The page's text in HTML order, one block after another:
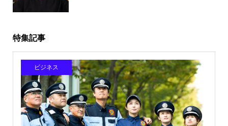
特集記事
ビジネス